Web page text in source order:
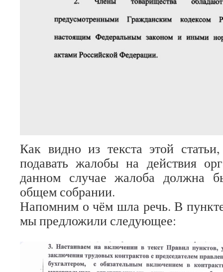
Как видно из текста этой
подавать жалобы на действия
данном случае жалоба должна
общем собрании.
Напомним о чём шла речь. В
мы предложили следующее: